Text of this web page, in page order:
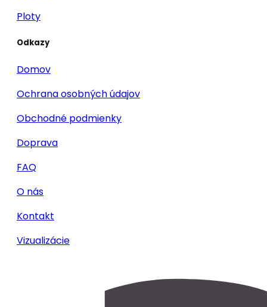
Ploty
Odkazy
Domov
Ochrana osobných údajov
Obchodné podmienky
Doprava
FAQ
O nás
Kontakt
Vizualizácie